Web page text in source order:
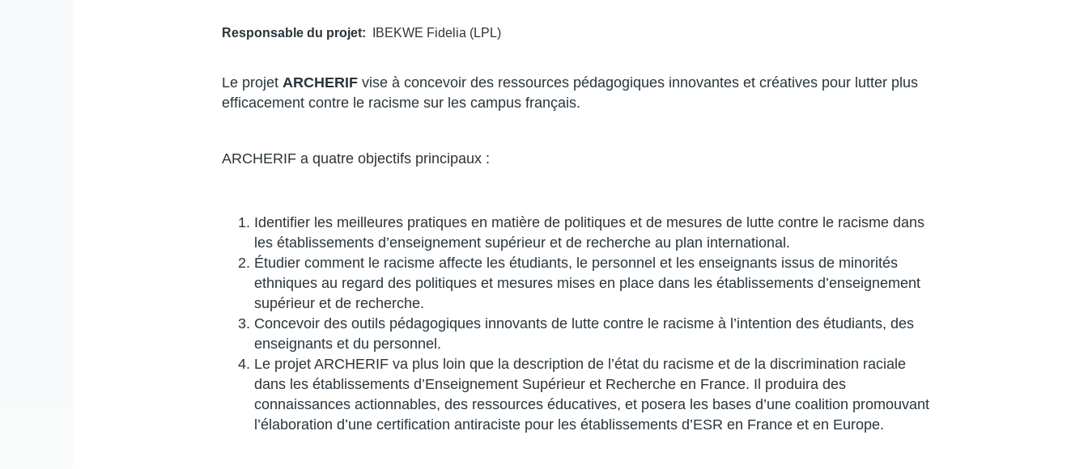
Responsable du projet IBEKWE Fidelia (LPL)
Le projetARCHERIFvise à concevoir des ressources pédagogiques innovantes et créatives pour lutter plus
efficacement contre le racisme sur les campus français.
ARCHERIF a quatre objectifs principaux :
Identifier les meilleures pratiques en matière de politiques et de mesures de lutte contre le racisme dans
les établissements d’enseignement supérieur et de recherche au plan international.
Étudier comment le racisme affecte les étudiants, le personnel et les enseignants issus de minorités
ethniques au regard des politiques et mesures mises en place dans les établissements d’enseignement
supérieur et de recherche.
Concevoir des outils pédagogiques innovants de lutte contre le racisme à l’intention des étudiants, des
enseignants et du personnel.
Le projet ARCHERIF va plus loin que la description de l’état du racisme et de la discrimination raciale
dans les établissements d’Enseignement Supérieur et Recherche en France. Il produira des
connaissances actionnables, des ressources éducatives, et posera les bases d’une coalition promouvant
l’élaboration d’une certification antiraciste pour les établissements d’ESR en France et en Europe.